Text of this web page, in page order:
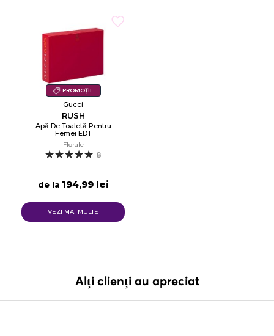
PROMOȚIE
Gucci
RUSH
Apă De Toaletă Pentru
Femei EDT
Florale
8
de la 194,99 lei
VEZI MAI MULTE
Alți clienți au apreciat